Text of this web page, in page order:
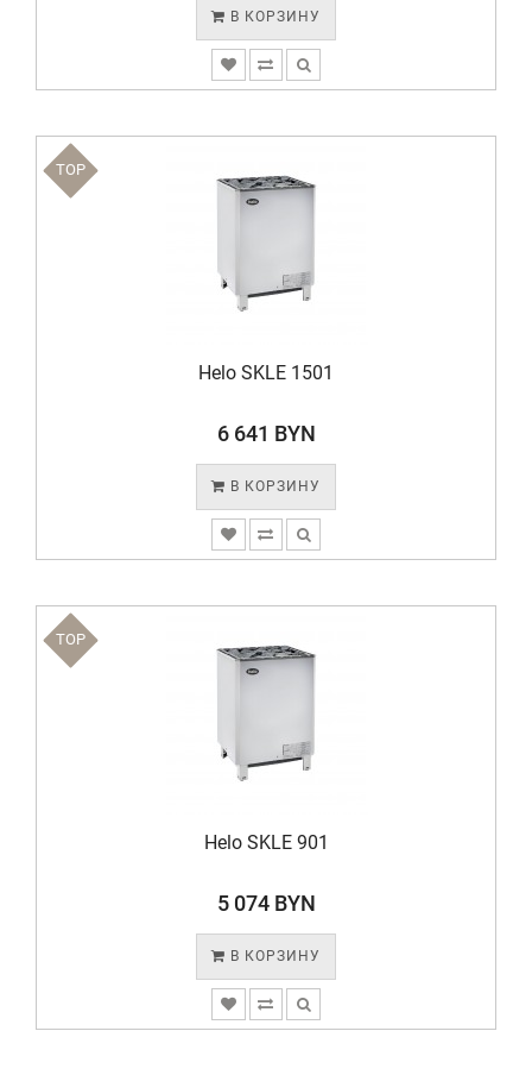
В КОРЗИНУ
TOP
Helo SKLE 1501
6 641 BYN
В КОРЗИНУ
TOP
Helo SKLE 901
5 074 BYN
В КОРЗИНУ